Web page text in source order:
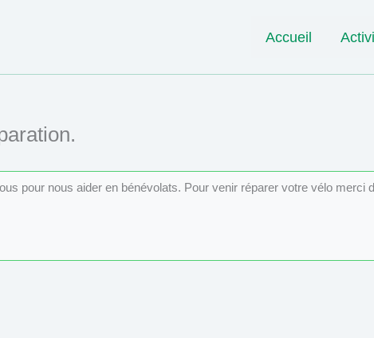
Accueil
pour nous aider en bénévolats. Pour venir réparer votre vélo